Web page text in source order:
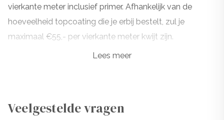
vierkante meter inclusief primer. Afhankelijk van de
hoeveelheid topcoating die je erbij bestelt, zul je
maximaal €55,- per vierkante meter kwijt zijn.
Wil je extra instructies erbij? Dan staan onze experts
Bestel hier de Beton Ciré Original. Je ontvangt de kant
Lees meer
Veelgestelde vragen